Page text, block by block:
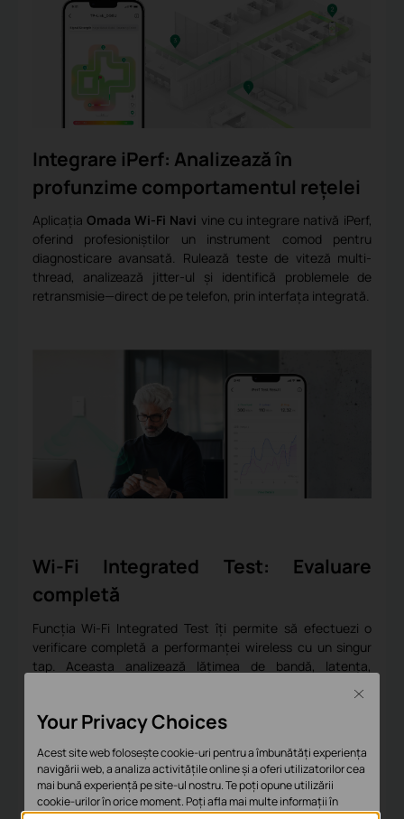
Integrare iPerf: Analizează în
profunzime comportamentul rețelei
Aplicația Omada Wi-Fi Navi vine cu integrare nativă iPerf,
oferind profesioniștilor un instrument comod pentru
diagnosticare avansată. Rulează teste de viteză multi-
thread, analizează jitter-ul și identifică problemele de
retransmisie—direct de pe telefon, prin interfața integrată.
Wi-Fi Integrated Test: Evaluare
completă
Funcția Wi-Fi Integrated Test îți permite să efectuezi o
verificare completă a performanței wireless cu un singur
tap. Aceasta analizează lățimea de bandă, latența,
Your Privacy Choices
Acest site web folosește cookie-uri pentru a îmbunătăți experiența
navigării web, a analiza activitățile online și a oferi utilizatorilor cea
mai bună experiență pe site-ul nostru. Te poți opune utilizării
cookie-urilor în orice moment. Poți afla mai multe informații în
Close